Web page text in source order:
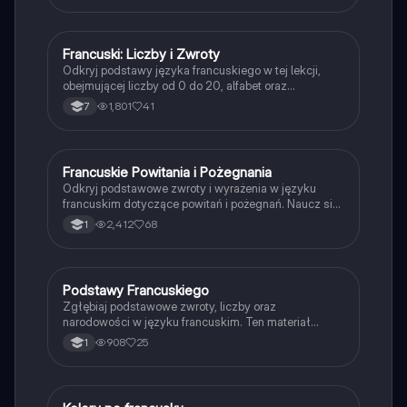
Język francuski
Francuski: Liczby i Zwroty
Odkryj podstawy języka francuskiego w tej lekcji,
obejmującej liczby od 0 do 20, alfabet oraz
podstawowe zwroty. Idealne dla początkujących
uczniów, którzy chcą szybko przyswoić kluczowe
7 1,801 41
Język francuski
Francuskie Powitania i Pożegnania
Odkryj podstawowe zwroty i wyrażenia w języku
francuskim dotyczące powitań i pożegnań. Naucz się,
jak się przedstawiać, pytać o samopoczucie oraz
odpowiadać na te pytania. Idealne dla
1 2,412 68
Język francuski
Podstawy Francuskiego
Zgłębiaj podstawowe zwroty, liczby oraz
narodowości w języku francuskim. Ten materiał
obejmuje powitania, pytania o wiek, oraz zasady
dotyczące rodzajów gramatycznych. Idealne dla
1 908 25